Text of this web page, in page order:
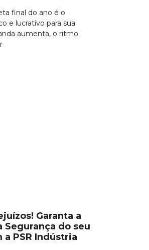
final do ano é o
e lucrativo para sua
aumenta, o ritmo
Garanta a
Segurança do seu
PSR Indústria